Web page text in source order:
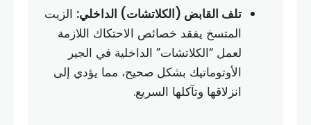
تلف القابض (الكلاتشات) الداخلي: الزيت
المتسخ يفقد خصائص الاحتكاك اللازمة
لعمل “الكلاتشات” الداخلية في الجير
الأوتوماتيك بشكل صحيح، مما يؤدي إلى
انزلاقها وتآكلها السريع.